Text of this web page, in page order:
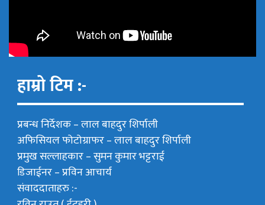
हाम्रो टिम :-
प्रबन्ध निर्देशक –लाल बाहदुर शिर्पाली
अफिसियल फोटोग्राफर –लाल बाहदुर शिर्पाली
प्रमुख सल्लाहकार –सुमन कुमार भट्टराई
डिजाईनर – प्रविन आचार्य
संवाददाताहरु :-